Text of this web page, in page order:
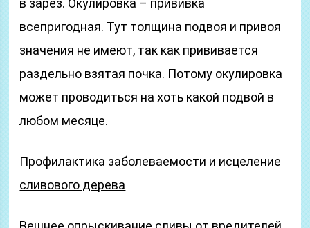
в зарез. Окулировка – прививка
всепригодная. Тут толщина подвоя и привоя
значения не имеют, так как прививается
раздельно взятая почка. Потому окулировка
может проводиться на хоть какой подвой в
любом месяце.
Профилактика заболеваемости и исцеление
сливового дерева